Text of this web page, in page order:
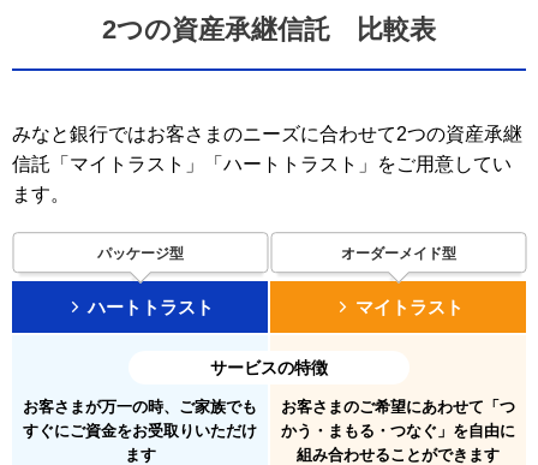
2つの資産承継信託 比較表
みなと銀行ではお客さまのニーズに合わせて2つの資産承継
信託「マイトラスト」「ハートトラスト」をご用意してい
ます。
ハートトラスト
パッケージ型
マイトラスト
オーダーメイド型
サービスの特徴
お客さまが万一の時、 ご家族でも
すぐにご資金をお受取りいただけ
ます
お客さまのご希望にあわせて 「つ
かう・まもる・つなぐ」を自由に
組み合わせることができます